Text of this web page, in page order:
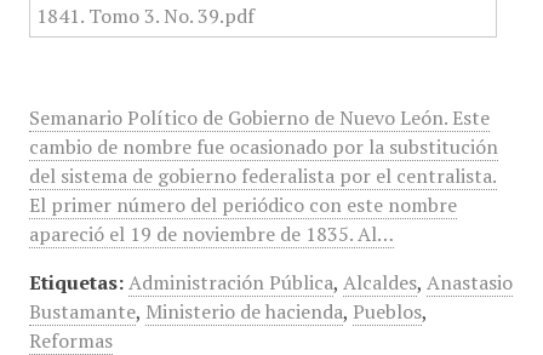
Semanario Político de Gobierno de Nuevo León. Este
cambio de nombre fue ocasionado por la substitución
del sistema de gobierno federalista por el centralista.
El primer número del periódico con este nombre
apareció el 19 de noviembre de 1835. Al…
Etiquetas: Administración Pública, Alcaldes, Anastasio
Bustamante, Ministerio de hacienda, Pueblos,
Reformas